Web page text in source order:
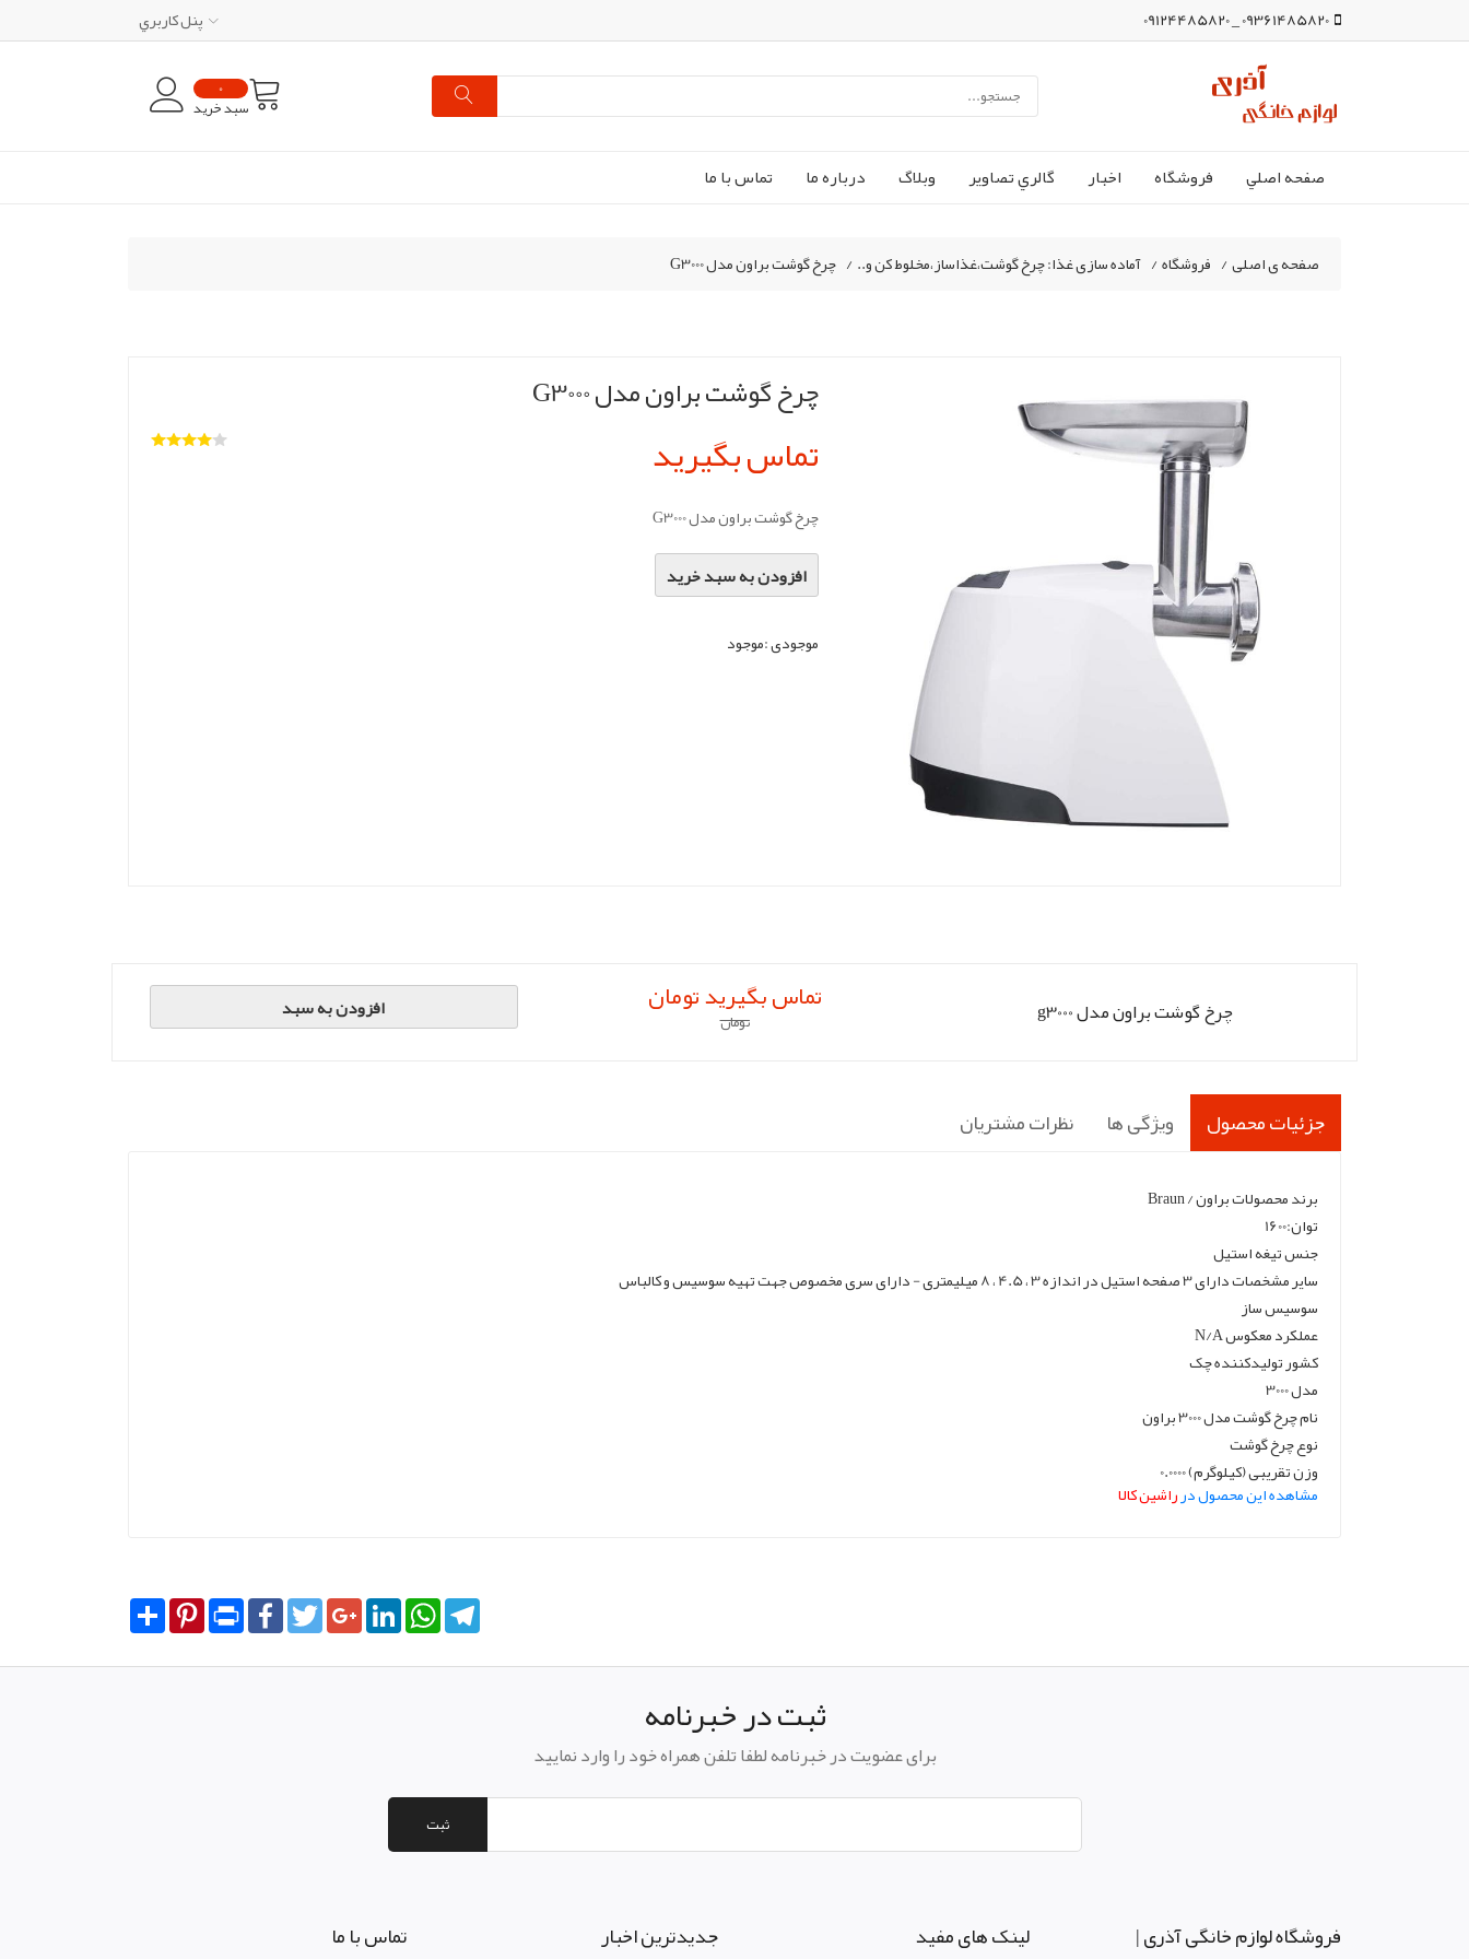
09361485820 _ 09124485820 پنل کاربري
0
سبد خرید
صفحه اصلي فروشگاه اخبار گالري تصاوير وبلاگ درباره ما تماس با ما
صفحه ی اصلی/ فروشگاه/ آماده سازی غذا: چرخ گوشت،غذاساز،مخلوط کن و.. / چرخ گوشت براون مدل G3000
چرخ گوشت براون مدل G3000
تماس بگیرید
چرخ گوشت براون مدل G3000
افزودن به سبد خرید
موجودی :موجود
چرخ گوشت براون مدل g3000 تماس بگیرید تومان
تومان افزودن به سبد
جزئیات محصول ویژگی ها نظرات مشتریان
برند محصولات براون / Braun
توان:1600
جنس تیغه استیل
سایر مشخصات دارای 3 صفحه استیل در اندازه 3 ، 4.5 ، 8 میلیمتری - دارای سری مخصوص جهت تهیه سوسیس و کالباس
سوسیس ساز
عملکرد معکوس N/A
کشور تولید‎کننده چک
مدل 3000
نام چرخ گوشت مدل 3000 براون
نوع چرخ گوشت
وزن تقریبی (کیلوگرم) 0.0000
مشاهده این محصول درراشین کالا
Share PinterestPrint FacebookTwitterGoogle+LinkedInWhatsApp
ثبت در خبرنامه
برای عضویت در خبرنامه لطفا تلفن همراه خود را وارد نمایید
ثبت
فروشگاه لوازم خانگی آذری |
لینک های مفید جدیدترین اخبار تماس با ما